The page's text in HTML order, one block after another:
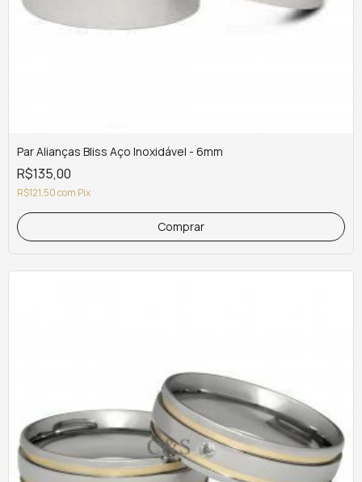
Par Alianças Bliss Aço Inoxidável - 6mm
R$135,00
R$121,50com Pix